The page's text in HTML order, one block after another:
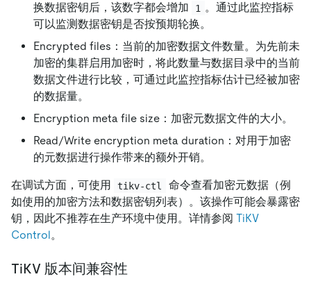
换数据密钥后，该数字都会增加
1 。通过此监控指标
可以监测数据密钥是否按预期轮换。
Encrypted files：当前的加密数据文件数量。为先前未
加密的集群启用加密时，将此数量与数据目录中的当前
数据文件进行比较，可通过此监控指标估计已经被加密
的数据量。
Encryption meta file size：加密元数据文件的大小。
Read/Write encryption meta duration：对用于加密
的元数据进行操作带来的额外开销。
在调试方面，可使用 tikv-ctl
命令查看加密元数据（例
如使用的加密方法和数据密钥列表）。该操作可能会暴露密
钥，因此不推荐在生产环境中使用。详情参阅 TiKV
Control。
TiKV 版本间兼容性